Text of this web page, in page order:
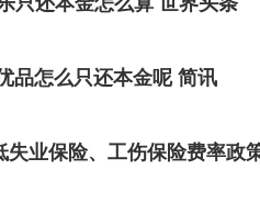
品怎么只还本金呢 简讯
业保险、工伤保险费率政